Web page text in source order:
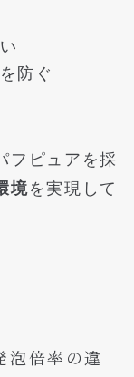
防ぐ
フピュアを採
境を実現して
泡倍率の違